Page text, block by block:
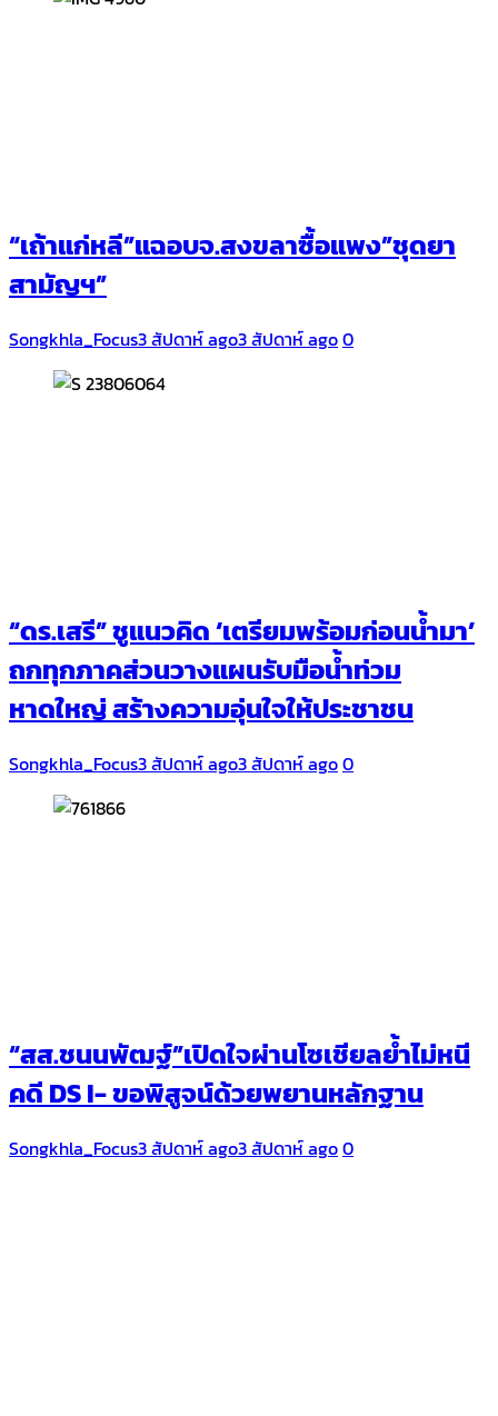
“เถ้าแก่หลี”แฉอบจ.สงขลาซื้อแพง”ชุดยา
สามัญฯ”
Songkhla_Focus3 สัปดาห์ ago3 สัปดาห์ ago0
“ดร.เสรี” ชูแนวคิด ‘เตรียมพร้อมก่อนน้ำมา’
ถกทุกภาคส่วนวางแผนรับมือน้ำท่วม
หาดใหญ่ สร้างความอุ่นใจให้ประชาชน
Songkhla_Focus3 สัปดาห์ ago3 สัปดาห์ ago0
“สส.ชนนพัฒฐ์”เปิดใจผ่านโซเชียลย้ำไม่หนี
คดี DS I- ขอพิสูจน์ด้วยพยานหลักฐาน
Songkhla_Focus3 สัปดาห์ ago3 สัปดาห์ ago0